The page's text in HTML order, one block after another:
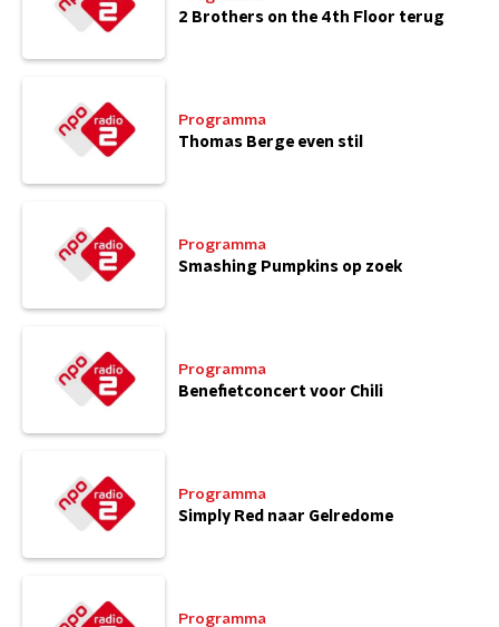
2 Brothers on the 4th Floor terug
Programma
Thomas Berge even stil
Programma
Smashing Pumpkins op zoek
Programma
Benefietconcert voor Chili
Programma
Simply Red naar Gelredome
Programma